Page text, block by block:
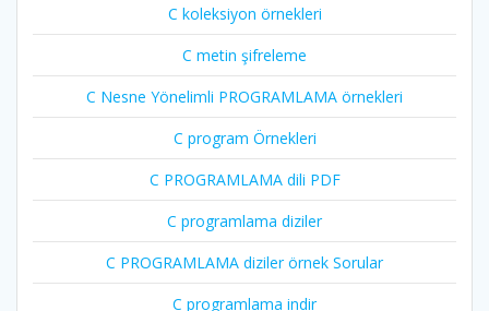
C koleksiyon örnekleri
C metin şifreleme
C Nesne Yönelimli PROGRAMLAMA örnekleri
C program Örnekleri
C PROGRAMLAMA dili PDF
C programlama diziler
C PROGRAMLAMA diziler örnek Sorular
C programlama indir